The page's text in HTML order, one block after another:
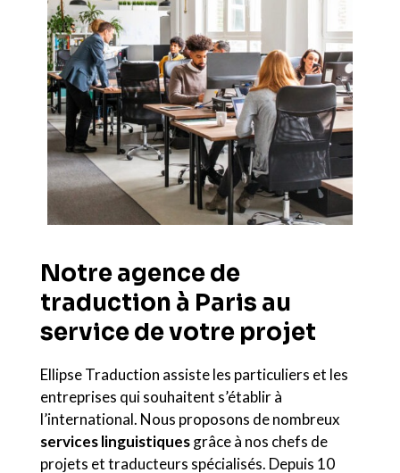
Notre agence de
traduction à Paris au
service de votre projet
Ellipse Traduction assiste les particuliers et les
entreprises qui souhaitent s’établir à
l’international. Nous proposons de nombreux
services linguistiquesgrâce à nos chefs de
projets et traducteurs spécialisés. Depuis 10